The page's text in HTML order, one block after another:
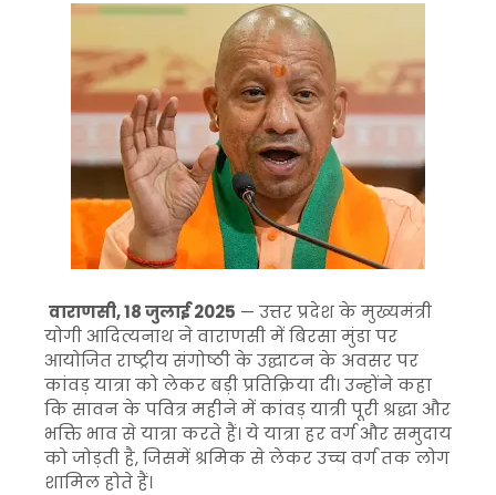
वाराणसी, 18 जुलाई 2025 — उत्तर प्रदेश के मुख्यमंत्री
योगी आदित्यनाथ ने वाराणसी में बिरसा मुंडा पर
आयोजित राष्ट्रीय संगोष्ठी के उद्घाटन के अवसर पर
कांवड़ यात्रा को लेकर बड़ी प्रतिक्रिया दी। उन्होंने कहा
कि सावन के पवित्र महीने में कांवड़ यात्री पूरी श्रद्धा और
भक्ति भाव से यात्रा करते हैं। ये यात्रा हर वर्ग और समुदाय
को जोड़ती है, जिसमें श्रमिक से लेकर उच्च वर्ग तक लोग
शामिल होते हैं।